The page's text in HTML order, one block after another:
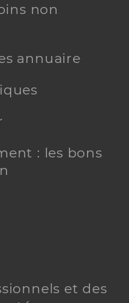
non
annuaire
: les bons
et des